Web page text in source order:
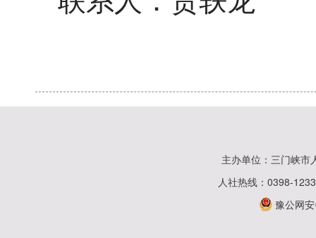
主办单位：三门峡
人社热线：0398-
豫公网